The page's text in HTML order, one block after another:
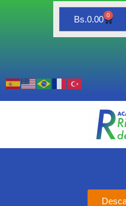
Bs.0.00 0